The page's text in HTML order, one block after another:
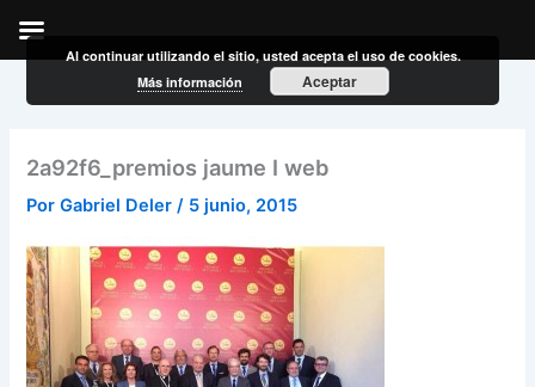
2a92f6_premios jaume I web
PorGabriel Deler/ 5 junio, 2015
Al continuar utilizando el sitio, usted acepta el uso de cookies.
Más información
Aceptar